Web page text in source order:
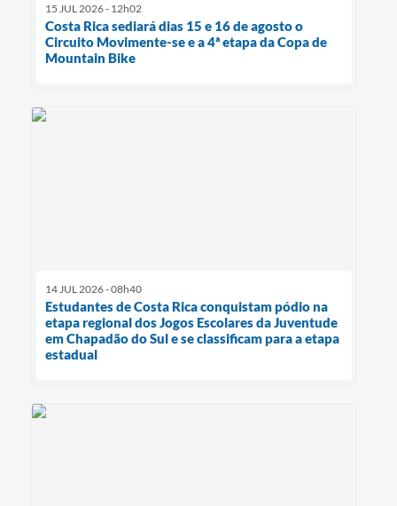
15 JUL 2026 - 12h02
Costa Rica sediará dias 15 e 16 de agosto o
Circuito Movimente-se e a 4ª etapa da Copa de
Mountain Bike
14 JUL 2026 - 08h40
Estudantes de Costa Rica conquistam pódio na
etapa regional dos Jogos Escolares da Juventude
em Chapadão do Sul e se classificam para a etapa
estadual